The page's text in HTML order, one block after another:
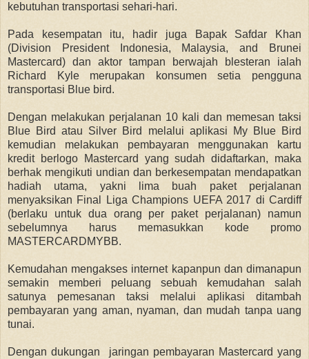
kebutuhan transportasi sehari-hari.
Pada kesempatan itu, hadir juga Bapak Safdar Khan
(Division President Indonesia, Malaysia, and Brunei
Mastercard) dan aktor tampan berwajah blesteran ialah
Richard Kyle merupakan konsumen setia pengguna
transportasi Blue bird.
Dengan melakukan perjalanan 10 kali dan memesan taksi
Blue Bird atau Silver Bird melalui aplikasi My Blue Bird
kemudian melakukan pembayaran menggunakan kartu
kredit berlogo Mastercard yang sudah didaftarkan, maka
berhak mengikuti undian dan berkesempatan mendapatkan
hadiah utama, yakni lima buah paket perjalanan
menyaksikan Final Liga Champions UEFA 2017 di Cardiff
(berlaku untuk dua orang per paket perjalanan) namun
sebelumnya harus memasukkan kode promo
MASTERCARDMYBB.
Kemudahan mengakses internet kapanpun dan dimanapun
semakin memberi peluang sebuah kemudahan salah
satunya pemesanan taksi melalui aplikasi ditambah
pembayaran yang aman, nyaman, dan mudah tanpa uang
tunai.
Dengan dukungan jaringan pembayaran Mastercard yang